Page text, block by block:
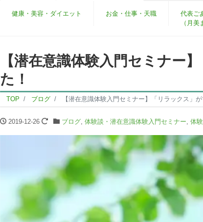
健康・美容・ダイエット お金・仕事・天職
代表ご
（月美
【潜在意識体験入門セミナー
た！
TOP ブログ 【潜在意識体験入門セミナー】「リラックス」
2019-12-26 ブログ, 体験談・潜在意識体験入門セミナー 体